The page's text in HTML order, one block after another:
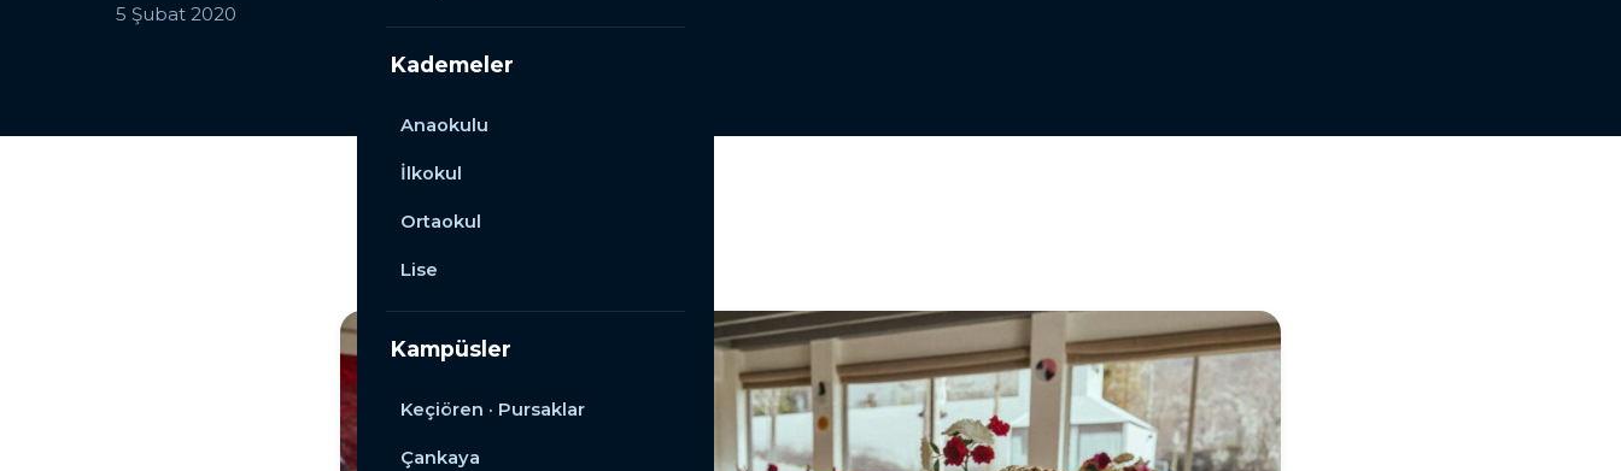
Kademeler
Anaokulu
İlkokul
Ortaokul
Lise
Kampüsler
Keçiören · Pursaklar
Çankaya
5 Şubat 2020